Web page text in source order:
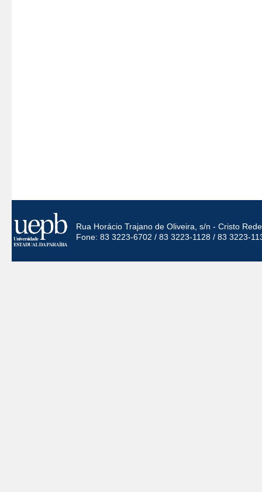
Rua Horácio Trajano de Oliveira, s/n - Cristo
Fone: 83 3223-6702 / 83 3223-1128 / 83 3223-